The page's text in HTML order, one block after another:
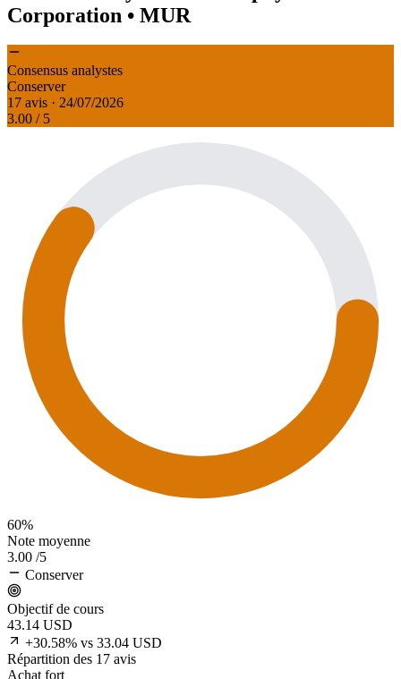
Corporation • MUR
Consensus analystes
Conserver
17 avis · 24/07/2026
3.00 / 5
60%
Note moyenne
3.00 /5
Conserver
Objectif de cours
43.14 USD
+30.58% vs 33.04 USD
Répartition des 17 avis
Achat fort